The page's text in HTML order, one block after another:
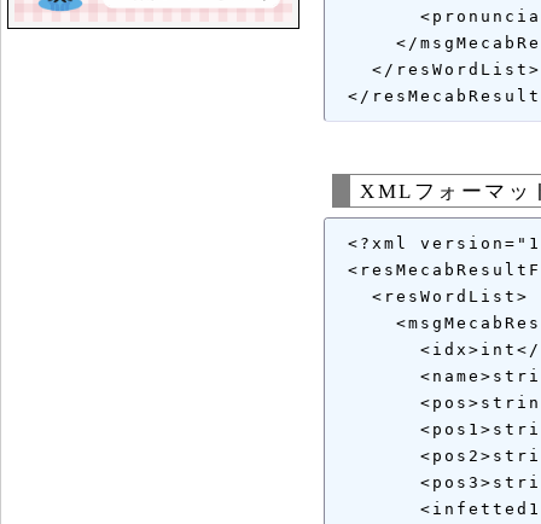
</
   </resWordList>
XMLフォーマッ
<?xml
   <resWordList>